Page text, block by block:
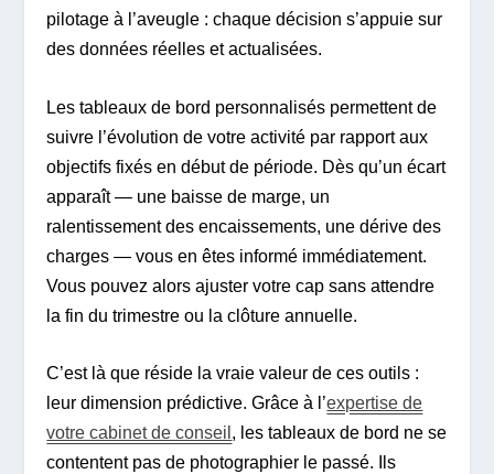
pilotage à l’aveugle : chaque décision s’appuie sur
des données réelles et actualisées.
Les tableaux de bord personnalisés permettent de
suivre l’évolution de votre activité par rapport aux
objectifs fixés en début de période. Dès qu’un écart
apparaît — une baisse de marge, un
ralentissement des encaissements, une dérive des
charges — vous en êtes informé immédiatement.
Vous pouvez alors ajuster votre cap sans attendre
la fin du trimestre ou la clôture annuelle.
C’est là que réside la vraie valeur de ces outils :
leur dimension prédictive. Grâce à l’expertise de
votre cabinet de conseil , les tableaux de bord ne se
contentent pas de photographier le passé. Ils